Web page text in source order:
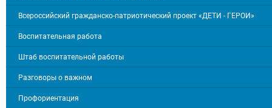
Всероссийский гражданско-патриотический проект «ДЕТИ - ГЕРОИ»
Воспитательная работа
Штаб воспитательной работы
Разговоры о важном
Профориентация